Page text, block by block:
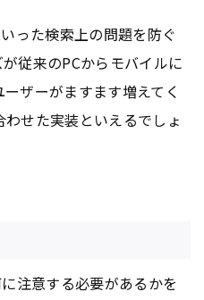
った検索上の問題を防ぐ
従来のPCからモバイルに
ザーがますます増えてく
せた実装といえるでしょ
注意する必要があるかを